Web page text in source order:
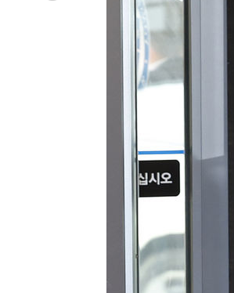
[속보]7~9일 프로야구 3연전
"韓 외환시장 개입 관측 배경
'월드컵 탈락 후폭풍' 축구협
서울 낮 37.9도, 올여름 최고
[속보]종합특검, 대검 추가 압
[속보]코스닥, 800p 회복
[속보]코스피, 301.88포인트
[속보]원·달러 환율, 0.7원 내린
"여기 떨어졌다"…다누리, 스페
손흥민, 5경기 연속골 실패
내일까지 39도 '펄펄'…기상청 "태
트럼프, 한국계 진보 주지사 후보
"美간섭에 합의 지연"…트럼프, '이